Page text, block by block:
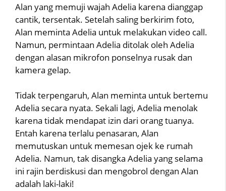
Alan yang memuji wajah Adelia karena dianggap
cantik, tersentak. Setelah saling berkirim foto,
Alan meminta Adelia untuk melakukan video call.
Namun, permintaan Adelia ditolak oleh Adelia
dengan alasan mikrofon ponselnya rusak dan
kamera gelap.
Tidak terpengaruh, Alan meminta untuk bertemu
Adelia secara nyata. Sekali lagi, Adelia menolak
karena tidak mendapat izin dari orang tuanya.
Entah karena terlalu penasaran, Alan
memutuskan untuk memesan ojek ke rumah
Adelia. Namun, tak disangka Adelia yang selama
ini rajin berdiskusi dan mengobrol dengan Alan
adalah laki-laki!